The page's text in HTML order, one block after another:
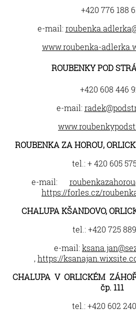
+420 776 188
e-mail:
www.roubenka-
ROUBENKY POD
+420 608 446
e-mail:
ROUBENKA ZA HOROU,
tel.: + 420 605
e-mail:
https://forles.cz/
CHALUPA KŠANDOVO,
tel.: +420 725
e-mail:
,https://
CHALUPA V ORLICKÉM
čp. 111
tel.: +420 602